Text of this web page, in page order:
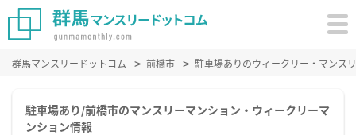
群馬マンスリードットコム 前橋市 駐車場ありのウィークリー・マンス
駐車場あり/前橋市のマンスリーマンション・ウィークリーマ
ンション情報